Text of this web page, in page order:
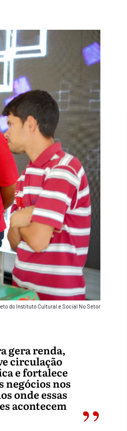
do Instituto Cultural e Social No Setor
gera renda,
circulação
e fortalece
negócios nos
onde essas
acontecem